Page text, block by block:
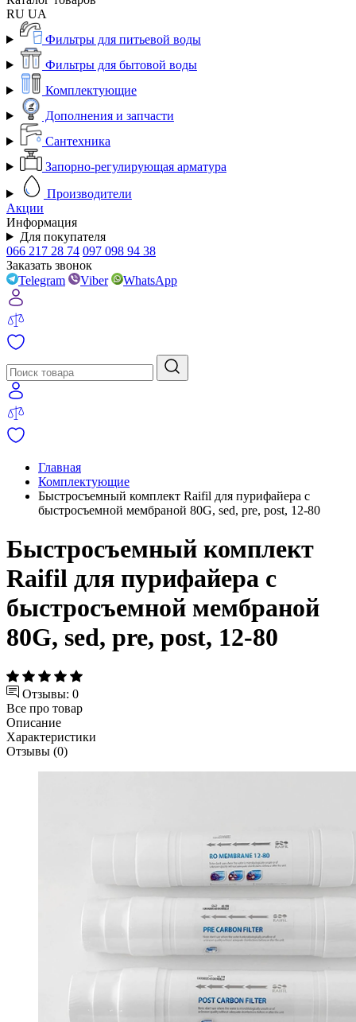
RU UA
Фильтры для питьевой воды
Фильтры для бытовой воды
Комплектующие
Дополнения и запчасти
Сантехника
Запорно-регулирующая арматура
Производители
Акции
Информация
Для покупателя
066 217 28 74 097 098 94 38
Заказать звонок
Telegram
Viber WhatsApp
Главная
Комплектующие
Быстросъемный комплект Raifil для пурифайера с
быстросъемной мембраной 80G, sed, pre, post, 12-80
Быстросъемный комплект
Raifil для пурифайера с
быстросъемной мембраной
80G, sed, pre, post, 12-80
Отзывы: 0
Все про товар
Описание
Характеристики
Отзывы (0)